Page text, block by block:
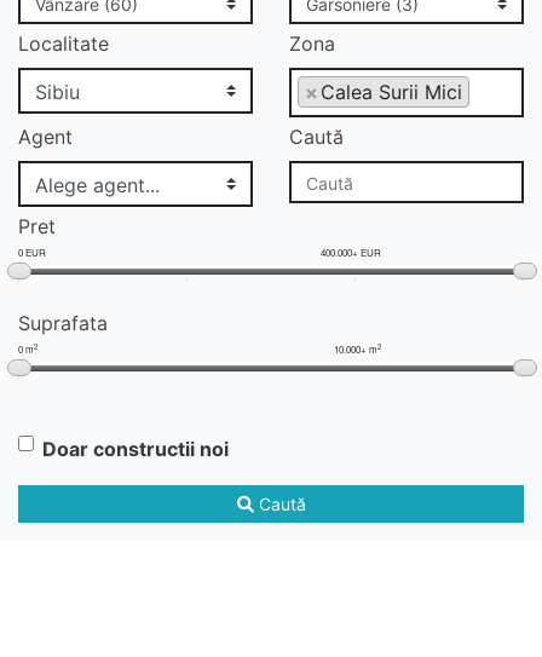
Localitate
Zona
× Calea Surii Mici
Agent
Caută
Pret
0 EUR 400.000+ EUR
Suprafata
0 m2 10.000+ m2
Doar constructii noi
Caută